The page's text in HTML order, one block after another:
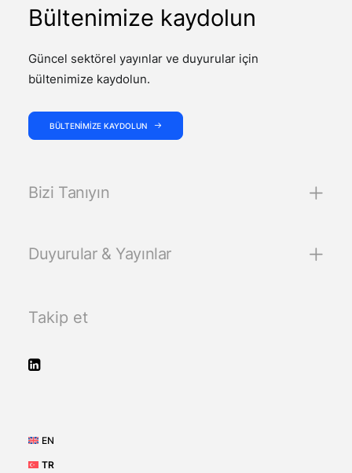
Bültenimize kaydolun
Güncel sektörel yayınlar ve duyurular için
bültenimize kaydolun.
BÜLTENIMIZE KAYDOLUN
Bizi Tanıyın
Duyurular & Yayınlar
Takip et
EN
TR